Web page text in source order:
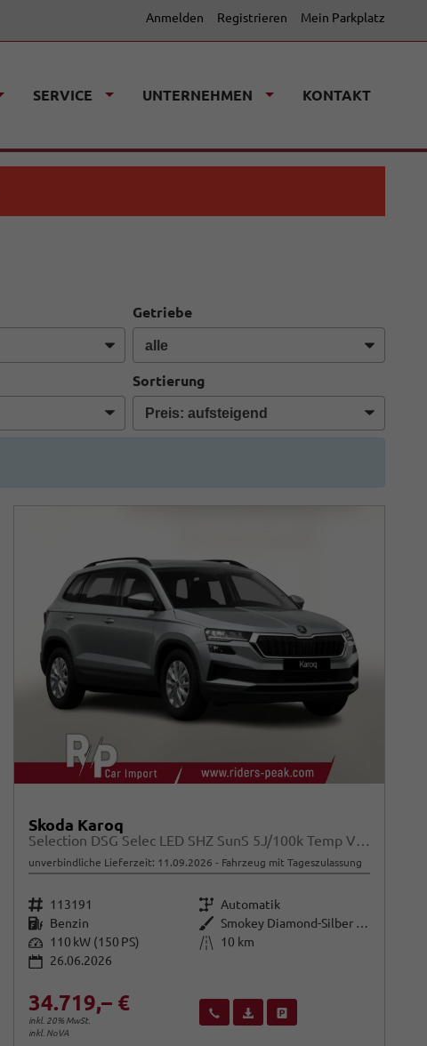
Anmelden Registrieren Mein Parkplatz
SERVICE UNTERNEHMEN KONTAKT
Getriebe
Sortierung
Skoda Karoq
Selection DSG Selec LED SHZ SunS 5J/100k Temp VirtC
unverbindliche Lieferzeit: 11.09.2026 Fahrzeug mit Tageszulassung
Fahrzeugnr. 113191 Getriebe Automatik
Kraftstoff Benzin Außenfarbe
Smokey Diamond-Silber Metallic
Leistung 110 kW (150 PS) Kilometerstand
10 km
26.06.2026
34.719,– €
inkl. 20% MwSt.
inkl. NoVA
Wir rufen Sie anFahrzeugexposé (PDF)
Fahrzeug parken